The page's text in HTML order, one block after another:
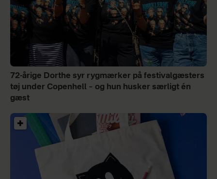
72-årige Dorthe syr rygmærker på festivalgæsters
tøj under Copenhell – og hun husker særligt én
gæst